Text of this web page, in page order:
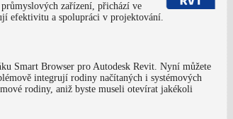
zařízení, přichází ve
efektivitu a spolupráci v projektování.
Smart Browser pro Autodesk Revit. Nyní můžete
integrují rodiny načítaných i systémových
rodiny, aniž byste museli otevírat jakékoli